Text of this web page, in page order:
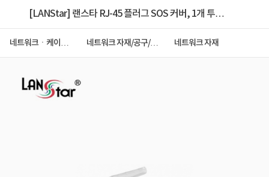
[LANStar] 랜스타 RJ-45 플러그 SOS 커버, 1개 투명
네트워크ㆍ케이블
네트워크 자재/공구/타
네트워크 자재